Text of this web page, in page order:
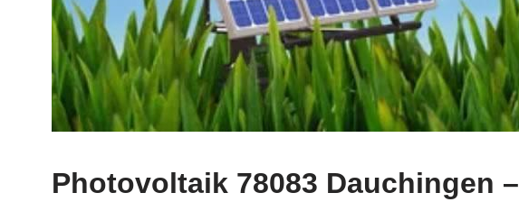
Photovoltaik 78083 Dauchingen –